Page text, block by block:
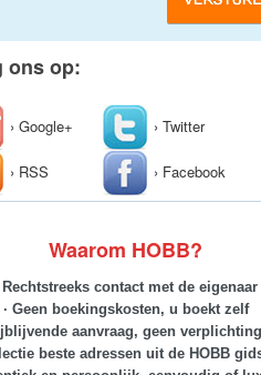
ons op:
› Google+ › Twitter
› RSS › Facebook
Waarom HOBB?
Rechtstreeks contact met de eigenaar
· Geen boekingskosten, u boekt zelf
aanvraag, geen
beste adressen uit de HOBB